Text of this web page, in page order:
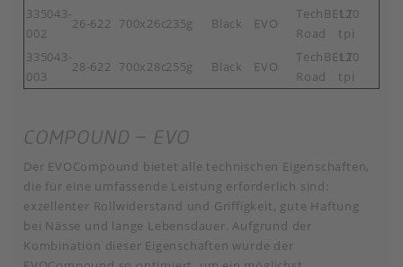
335043-
002
26-622 700x26c235g Black EVO
TechBELT
Road
120
tpi
335043-
003
28-622 700x28c255g Black EVO
TechBELT
Road
120
tpi
COMPOUND – EVO
Der EVOCompound bietet alle technischen Eigenschaften,
die für eine umfassende Leistung erforderlich sind:
exzellenter Rollwiderstand und Griffigkeit, gute Haftung
bei Nässe und lange Lebensdauer. Aufgrund der
Kombination dieser Eigenschaften wurde der